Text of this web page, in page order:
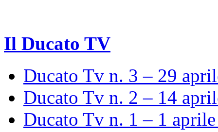
Il Ducato TV
Ducato Tv n. 3 – 29
Ducato Tv n. 2 – 14
Ducato Tv n. 1 – 1